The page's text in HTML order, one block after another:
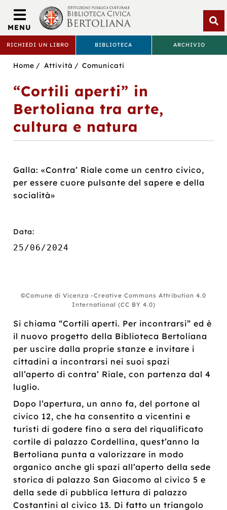
BIBLIOTECA
BERTOLIANA
RICHIEDI UN LIBRO BIBLIOTECA ARCHIVIO
MENU
Bertoliana
Sei
Home Attività Comunicati
“Cortili aperti” in
Bertoliana tra arte,
cultura e natura
Galla: «Contra’ Riale come un centro civico,
per essere cuore pulsante del sapere e della
socialità»
Data:
25/06/2024
©Comune di Vicenza -Creative Commons Attribution 4.0
International (CC BY 4.0)
Si chiama “Cortili aperti. Per incontrarsi” ed è
il nuovo progetto della Biblioteca Bertoliana
per uscire dalla proprie stanze e invitare i
cittadini a incontrarsi nei suoi spazi
all’aperto di contra’ Riale, con partenza dal 4
luglio.
Dopo l’apertura, un anno fa, del portone al
civico 12, che ha consentito a vicentini e
turisti di godere fino a sera del riqualificato
cortile di palazzo Cordellina, quest’anno la
Bertoliana punta a valorizzare in modo
organico anche gli spazi all’aperto della sede
storica di palazzo San Giacomo al civico 5 e
della sede di pubblica lettura di palazzo
Costantini al civico 13. Di fatto un triangolo